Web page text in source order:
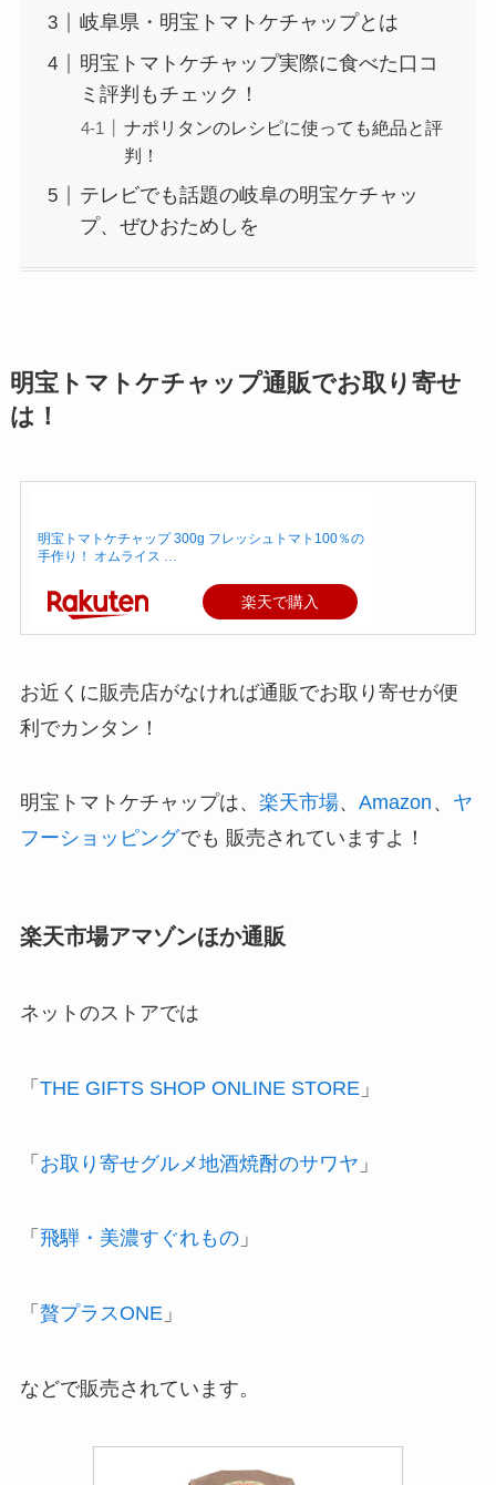
岐阜県・明宝トマトケチャップとは
明宝トマトケチャップ実際に食べた口コ
ミ評判もチェック！
ナポリタンのレシピに使っても絶品と評
判！
テレビでも話題の岐阜の明宝ケチャッ
プ、ぜひおためしを
明宝トマトケチャップ通販でお取り寄せ
は！
明宝トマトケチャップ 300g フレッシュトマト100％の
手作り！ オムライス …
楽天で購入
お近くに販売店がなければ通販でお取り寄せが便
利でカンタン！
明宝トマトケチャップは、 楽天市場、 Amazon 、 ヤ
フーショッピングでも 販売されていますよ！
楽天市場アマゾンほか通販
ネットのストアでは
「 THE GIFTS SHOP ONLINE STORE 」
「 お取り寄せグルメ地酒焼酎のサワヤ 」
「 飛騨・美濃すぐれもの」
「 贅プラスONE」
などで販売されています。